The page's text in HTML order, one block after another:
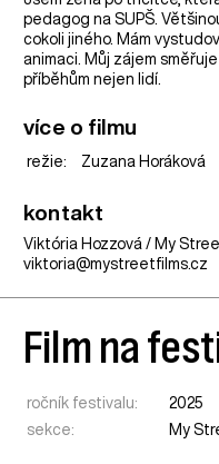
pedagog na SUPŠ.
cokoli jiného. Mám
animaci. Můj zájem
příběhům nejen lidí.
více o filmu
režie: Zuzana Horáková
kontakt
Viktória Hozzová / My
viktoria@mystreetfilms.cz
Film na
ročník festivalu:
2025
sekce:
My